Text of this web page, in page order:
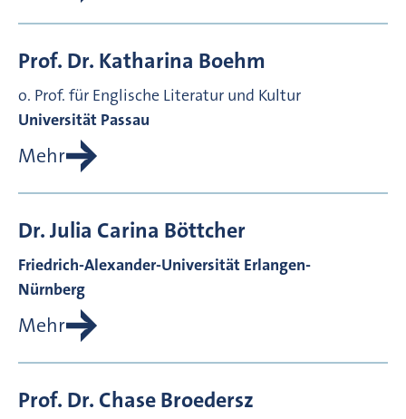
Prof. Dr. Katharina Boehm
o. Prof. für Englische Literatur und Kultur
Universität Passau
Mehr
Dr.Julia Carina Böttcher
Friedrich-Alexander-Universität Erlangen-
Nürnberg
Mehr
Prof. Dr. ChaseBroedersz